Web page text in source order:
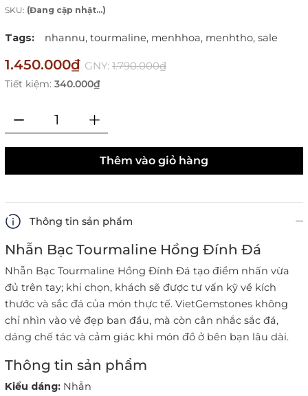
SKU: (Đang cập nhật...)
Tags: nhannu, tourmaline, menhhoa, menhtho, sale
1.450.000₫ GNY: 1.790.000₫
Tiết kiệm: 340.000₫
Thêm vào giỏ hàng
Thông tin sản phẩm
Nhẫn Bạc Tourmaline Hồng Đính Đá
Nhẫn Bạc Tourmaline Hồng Đính Đá tạo điểm nhấn vừa
đủ trên tay; khi chọn, khách sẽ được tư vấn kỹ về kích
thước và sắc đá của món thực tế. VietGemstones không
chỉ nhìn vào vẻ đẹp ban đầu, mà còn cân nhắc sắc đá,
dáng chế tác và cảm giác khi món đồ ở bên bạn lâu dài.
Thông tin sản phẩm
Kiểu dáng: Nhẫn